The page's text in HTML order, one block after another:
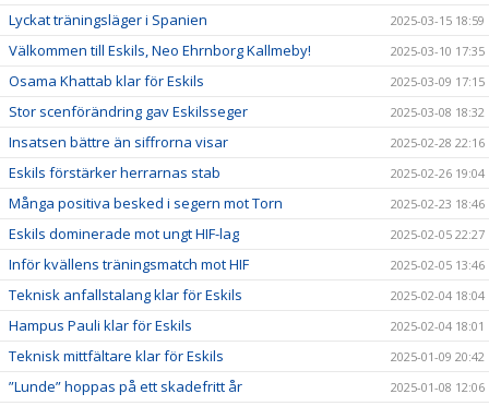
Lyckat träningsläger i Spanien 2025-03-15 18:59
Välkommen till Eskils, Neo Ehrnborg Kallmeby! 2025-03-10 17:35
Osama Khattab klar för Eskils 2025-03-09 17:15
Stor scenförändring gav Eskilsseger 2025-03-08 18:32
Insatsen bättre än siffrorna visar 2025-02-28 22:16
Eskils förstärker herrarnas stab 2025-02-26 19:04
Många positiva besked i segern mot Torn 2025-02-23 18:46
Eskils dominerade mot ungt HIF-lag 2025-02-05 22:27
Inför kvällens träningsmatch mot HIF 2025-02-05 13:46
Teknisk anfallstalang klar för Eskils 2025-02-04 18:04
Hampus Pauli klar för Eskils 2025-02-04 18:01
Teknisk mittfältare klar för Eskils 2025-01-09 20:42
”Lunde” hoppas på ett skadefritt år 2025-01-08 12:06